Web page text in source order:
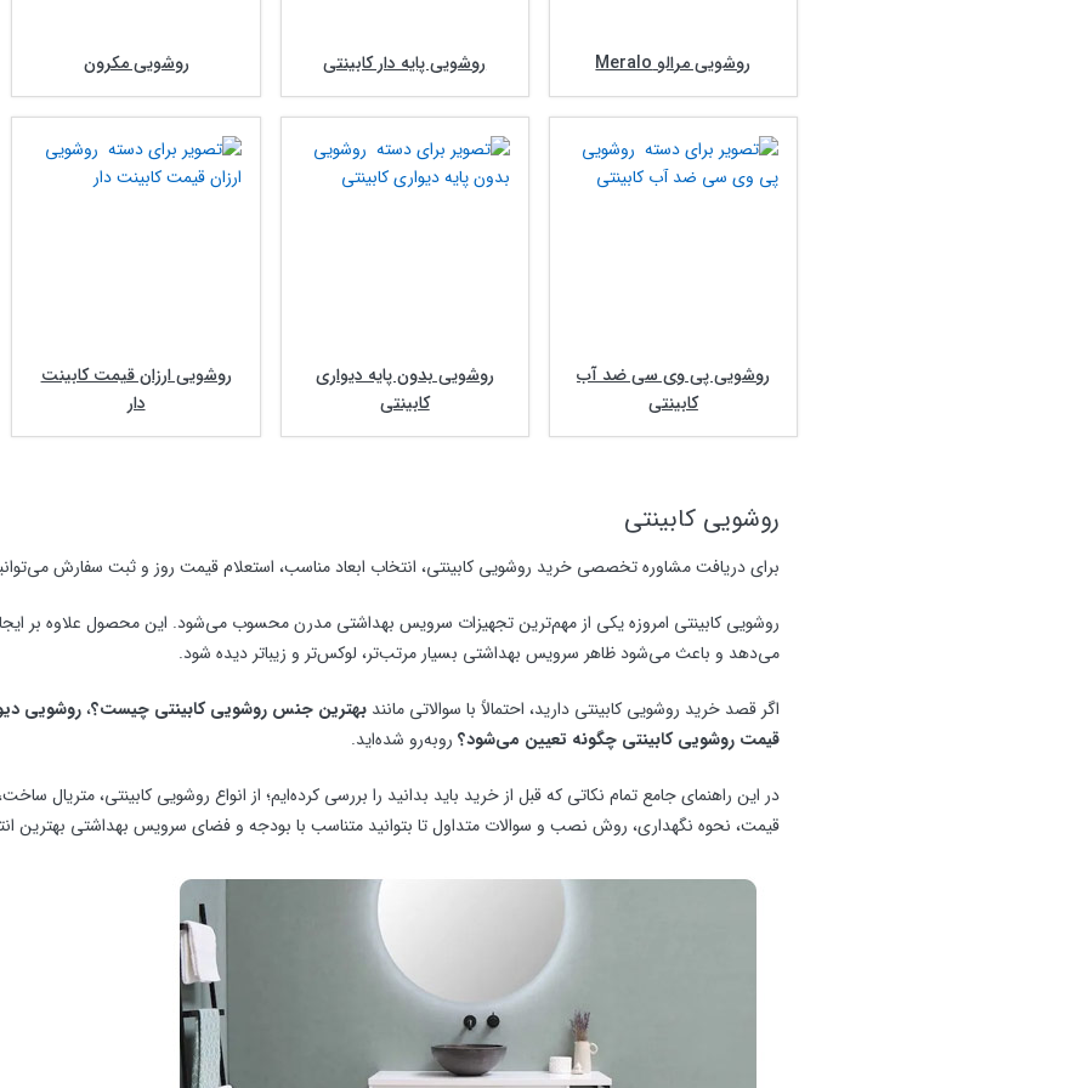
روشویی مرالو Meralo روشویی پایه دار کابینتی روشویی مکرون
روشویی پی وی سی ضد آب
کابینتی
روشویی بدون پایه دیواری
کابینتی
روشویی ارزان قیمت کابینت
دار
روشویی کابینتی
برای دریافت مشاوره تخصصی خرید روشویی کابینتی، انتخاب ابعاد مناسب، استعلام قیمت روز و ثبت سفارش می‌توانید با
روشویی کابینتی امروزه یکی از مهم‌ترین تجهیزات سرویس بهداشتی مدرن محسوب می‌شود. این محصول علاوه بر
می‌دهد و باعث می‌شود ظاهر سرویس بهداشتی بسیار مرتب‌تر، لوکس‌تر و زیباتر دیده شود.
اگر قصد خرید روشویی کابینتی دارید، احتمالاً با سوالاتی مانندبهترین جنس روشویی کابینتی چیست؟،روشویی
قیمت روشویی کابینتی چگونه تعیین می‌شود؟ روبه‌رو شده‌اید.
در این راهنمای جامع تمام نکاتی که قبل از خرید باید بدانید را بررسی کرده‌ایم؛ از انواع روشویی کابینتی، متریال
قیمت، نحوه نگهداری، روش نصب و سوالات متداول تا بتوانید متناسب با بودجه و فضای سرویس بهداشتی بهترین